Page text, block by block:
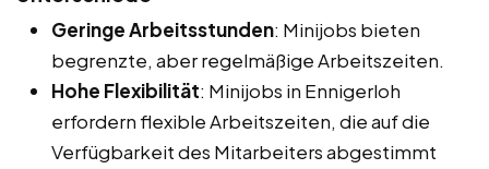
Geringe Arbeitsstunden: Minijobs bieten
begrenzte, aber regelmäßige Arbeitszeiten.
Hohe Flexibilität: Minijobs in Ennigerloh
erfordern flexible Arbeitszeiten, die auf die
Verfügbarkeit des Mitarbeiters abgestimmt